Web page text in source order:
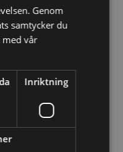
Genom
samtycker du
med vår
Inriktning